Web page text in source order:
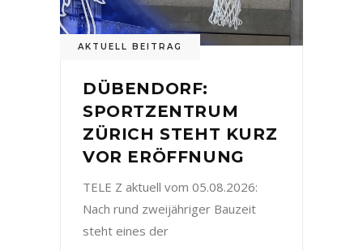
AKTUELL BEITRAG
DÜBENDORF:
SPORTZENTRUM
ZÜRICH STEHT KURZ
VOR ERÖFFNUNG
TELE Z aktuell vom 05.08.2026:
Nach rund zweijähriger Bauzeit
steht eines der